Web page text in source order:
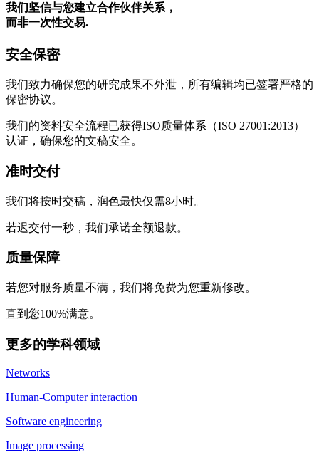
我们坚信与您建立合作伙伴关系，
而非一次性交易.
安全保密
我们致力确保您的研究成果不外泄，所有编辑均已签署严格的
保密协议。
我们的资料安全流程已获得ISO质量体系（ISO 27001:2013）
认证，确保您的文稿安全。
准时交付
我们将按时交稿，润色最快仅需8小时。
若迟交付一秒，我们承诺全额退款。
质量保障
若您对服务质量不满，我们将免费为您重新修改。
直到您100%满意。
更多的学科领域
Networks
Human-Computer interaction
Software engineering
Image processing